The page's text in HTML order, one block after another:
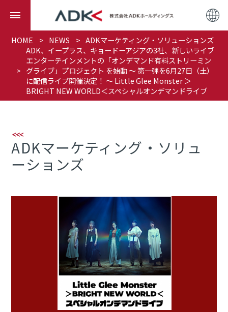
HOME NEWS
ADKマーケティング・ソリューションズ
ADK、イープラス、キョードーアジアの3社、新しいライブ
エンターテインメントの「オンデマンド有料ストリーミン
グライブ」プロジェクト を始動 ～ 第一弾を6月27日（土）
に配信ライブ開催決定！ ～ Little Glee Monster ＞
BRIGHT NEW WORLD＜スペシャルオンデマンドライブ
ADKマーケティング・ソリュ
ーションズ